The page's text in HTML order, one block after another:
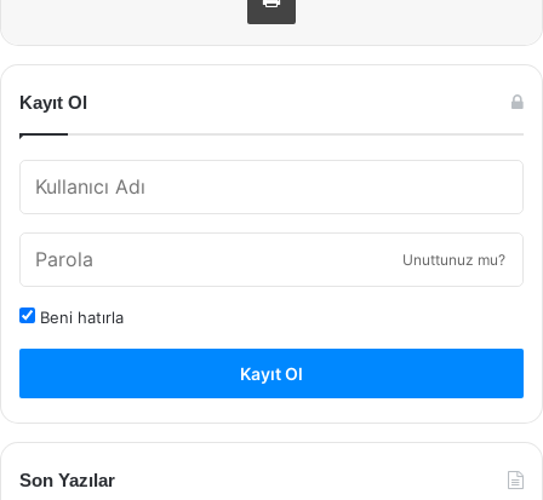
Kayıt Ol
Unuttunuz mu?
Beni hatırla
Kayıt Ol
Son Yazılar